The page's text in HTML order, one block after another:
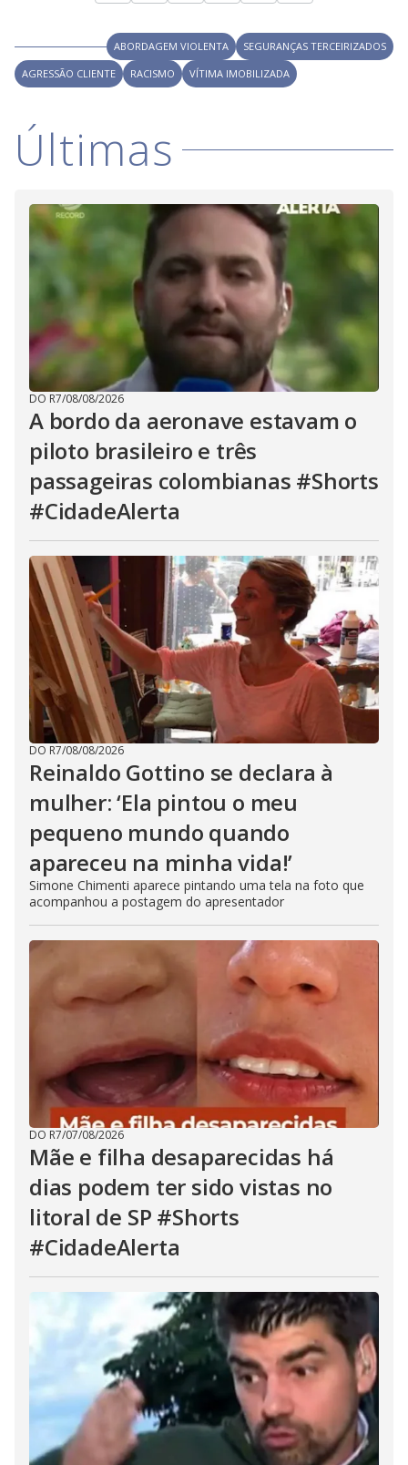
e
ABORDAGEM VIOLENTA
SEGURANÇAS TERCEIRIZADOS
AGRESSÃO CLIENTE
RACISMO VÍTIMA IMOBILIZADA
Últimas
DO R7/08/08/2026
A bordo da aeronave estavam o
piloto brasileiro e três
passageiras colombianas #Shorts
#CidadeAlerta
DO R7/08/08/2026
Reinaldo Gottino se declara à
mulher: ‘Ela pintou o meu
pequeno mundo quando
apareceu na minha vida!’
Simone Chimenti aparece pintando uma tela na foto que
acompanhou a postagem do apresentador
DO R7/07/08/2026
Mãe e filha desaparecidas há
dias podem ter sido vistas no
litoral de SP #Shorts
#CidadeAlerta